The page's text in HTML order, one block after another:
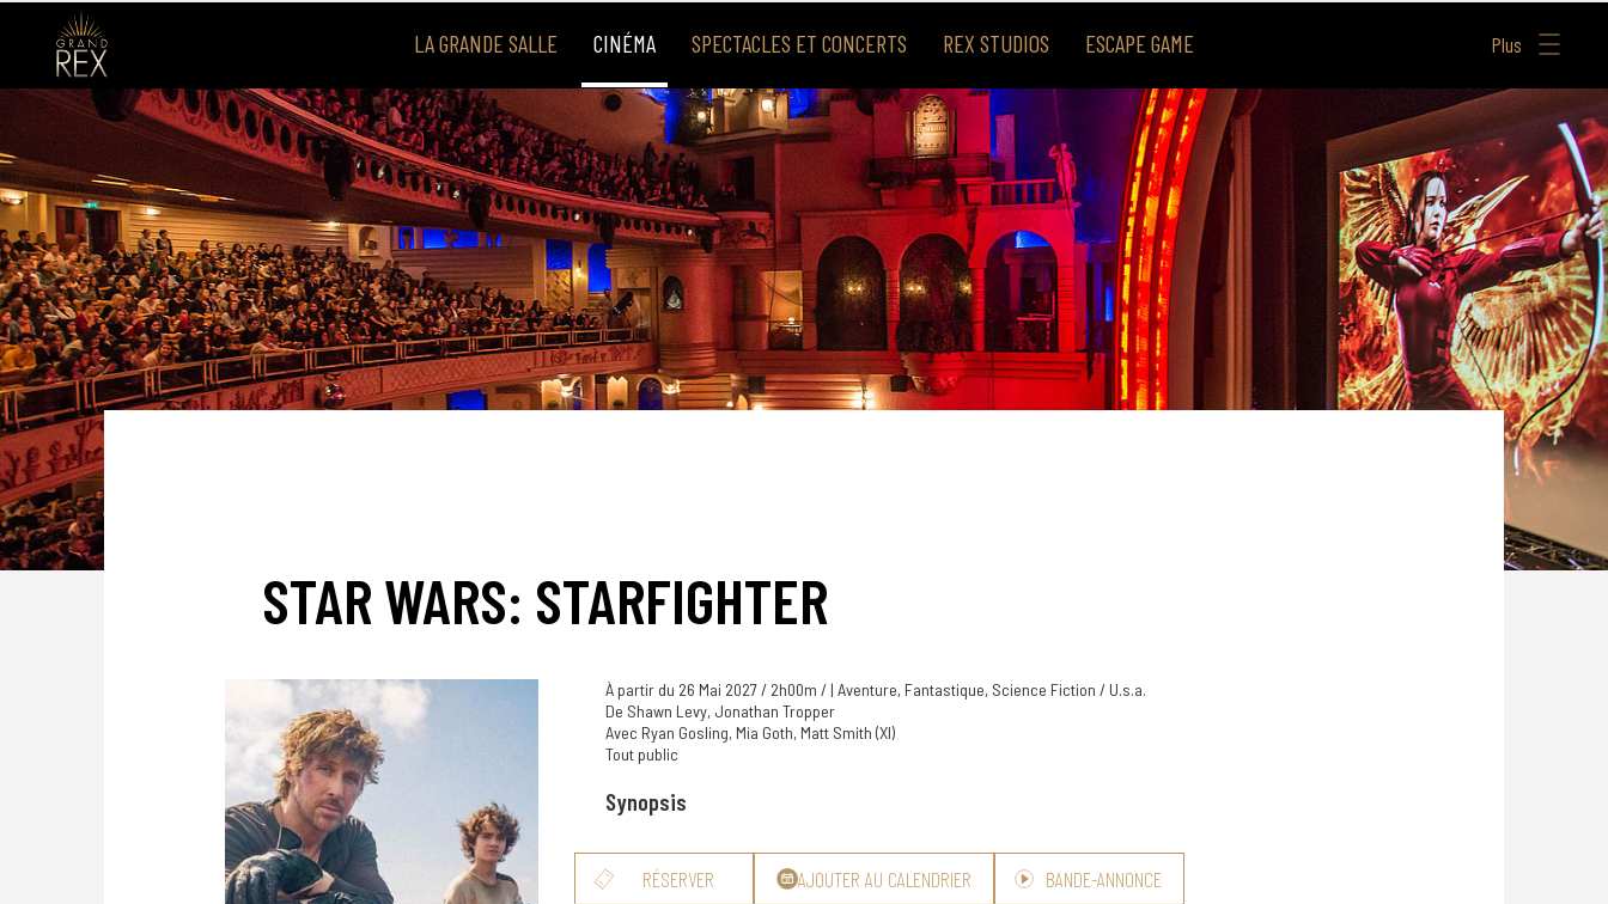
LA GRANDE SALLE CINÉMA SPECTACLES ET CONCERTS REX STUDIOS ESCAPE GAME Plus
STAR WARS: STARFIGHTER
À partir du 26 Mai 2027 / 2h00m / | Aventure, Fantastique, Science Fiction / U.s.a.
De Shawn Levy, Jonathan Tropper
Avec Ryan Gosling, Mia Goth, Matt Smith (XI)
Tout public
Synopsis
RÉSERVER AJOUTER AU CALENDRIER BANDE-ANNONCE